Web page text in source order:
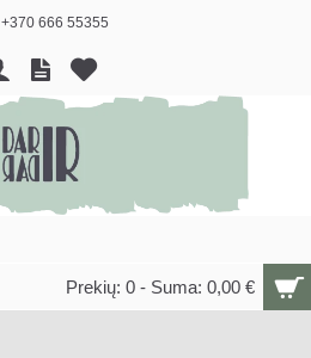
+370 666 55355
Prekių: 0 - Suma: 0,00 €